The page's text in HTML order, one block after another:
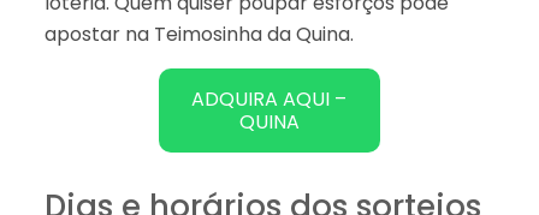
apostar na Teimosinha da Quina.
ADQUIRA AQUI –
QUINA